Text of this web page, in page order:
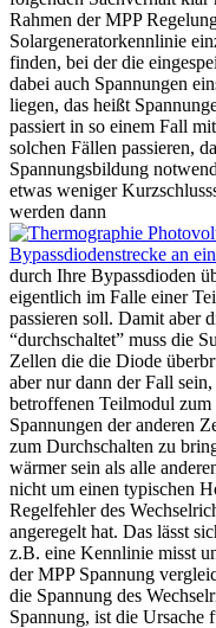
Rahmen der MPP
Solargeneratorkennlinie
finden, bei der die
dabei auch Spannungen
liegen, das heißt
passiert in so einem Fall
solchen Fällen passieren,
Spannungsbildung
etwas weniger
werden dann
durch Ihre Bypassdioden
eigentlich im Falle einer
passieren soll. Damit aber
“durchschaltet” muss die
Zellen die die Diode
aber nur dann der Fall
betroffenen Teilmodul
Spannungen der anderen
zum Durchschalten zu
wärmer sein als alle
nicht um einen typischen
Regelfehler des
angeregelt hat. Das lässt
z.B. eine Kennlinie misst
der MPP Spannung
die Spannung des
Spannung, ist die Ursache